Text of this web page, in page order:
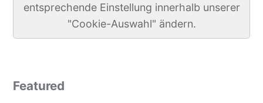
entsprechende Einstellung innerhalb unserer
"Cookie-Auswahl" ändern.
Featured